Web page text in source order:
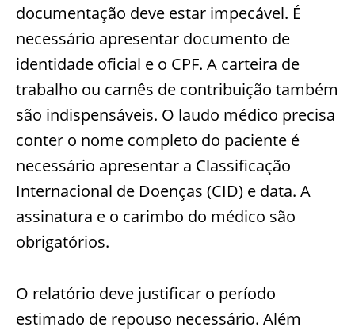
documentação deve estar impecável. É
necessário apresentar documento de
identidade oficial e o CPF. A carteira de
trabalho ou carnês de contribuição também
são indispensáveis. O laudo médico precisa
conter o nome completo do paciente é
necessário apresentar a Classificação
Internacional de Doenças (CID) e data. A
assinatura e o carimbo do médico são
obrigatórios.
O relatório deve justificar o período
estimado de repouso necessário. Além